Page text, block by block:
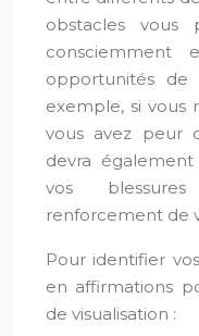
obstacles vous
opportunités de
exemple, si vous
vous avez peur
devra
vos
renforcement de
Pour identifier
en affirmations
de visualisation :